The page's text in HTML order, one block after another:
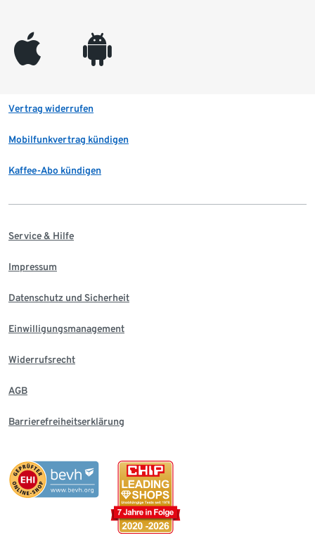
appleinc android
Vertrag widerrufen
Mobilfunkvertrag kündigen
Kaffee-Abo kündigen
Service & Hilfe
Impressum
Datenschutz und Sicherheit
Einwilligungsmanagement
Widerrufsrecht
AGB
Barrierefreiheitserklärung